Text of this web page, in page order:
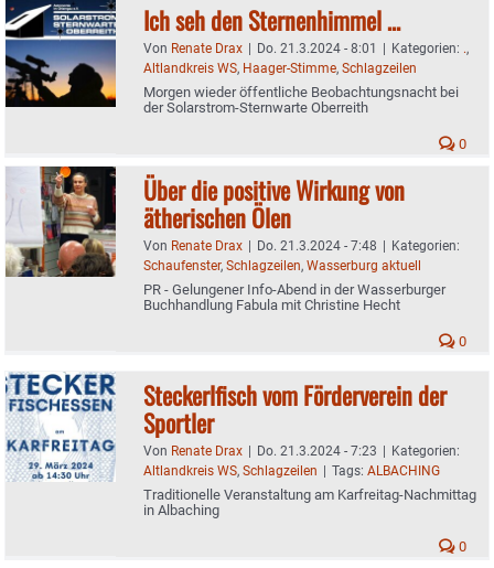
Ich seh den Sternenhimmel …
Von Renate Drax | Do. 21.3.2024 - 8:01 | Kategorien: .,
Altlandkreis WS, Haager-Stimme, Schlagzeilen
Morgen wieder öffentliche Beobachtungsnacht bei
der Solarstrom-Sternwarte Oberreith
0
Über die positive Wirkung von
ätherischen Ölen
Von Renate Drax | Do. 21.3.2024 - 7:48 | Kategorien:
Schaufenster, Schlagzeilen, Wasserburg aktuell
PR - Gelungener Info-Abend in der Wasserburger
Buchhandlung Fabula mit Christine Hecht
0
Steckerlfisch vom Förderverein der
Sportler
Von Renate Drax | Do. 21.3.2024 - 7:23 | Kategorien:
Altlandkreis WS, Schlagzeilen | Tags: ALBACHING
Traditionelle Veranstaltung am Karfreitag-Nachmittag
in Albaching
0